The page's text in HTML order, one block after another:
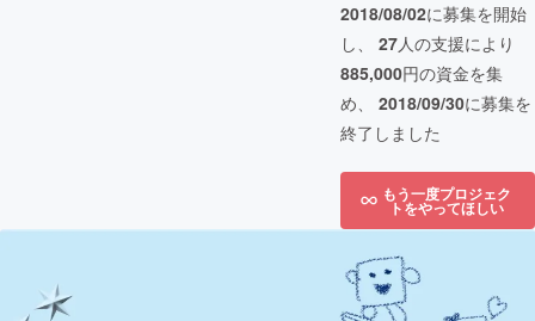
2018/08/02に募集を開始
し、 27人の支援により
885,000円の資金を集
め、 2018/09/30に募集を
終了しました
もう一度プロジェク
トをやってほしい